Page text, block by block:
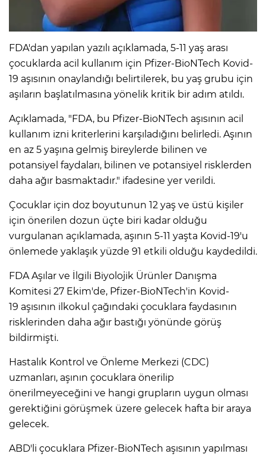
FDA'dan yapılan yazılı açıklamada, 5-11 yaş arası
çocuklarda acil kullanım için Pfizer-BioNTech Kovid-
19 aşısının onaylandığı belirtilerek, bu yaş grubu için
aşıların başlatılmasına yönelik kritik bir adım atıldı.
Açıklamada, "FDA, bu Pfizer-BioNTech aşısının acil
kullanım izni kriterlerini karşıladığını belirledi. Aşının
en az 5 yaşına gelmiş bireylerde bilinen ve
potansiyel faydaları, bilinen ve potansiyel risklerden
daha ağır basmaktadır." ifadesine yer verildi.
Çocuklar için doz boyutunun 12 yaş ve üstü kişiler
için önerilen dozun üçte biri kadar olduğu
vurgulanan açıklamada, aşının 5-11 yaşta Kovid-19'u
önlemede yaklaşık yüzde 91 etkili olduğu kaydedildi.
FDA Aşılar ve İlgili Biyolojik Ürünler Danışma
Komitesi 27 Ekim'de, Pfizer-BioNTech'in Kovid-
19 aşısının ilkokul çağındaki çocuklara faydasının
risklerinden daha ağır bastığı yönünde görüş
bildirmişti.
Hastalık Kontrol ve Önleme Merkezi (CDC)
uzmanları, aşının çocuklara önerilip
önerilmeyeceğini ve hangi grupların uygun olması
gerektiğini görüşmek üzere gelecek hafta bir araya
gelecek.
ABD'li çocuklara Pfizer-BioNTech aşısının yapılması